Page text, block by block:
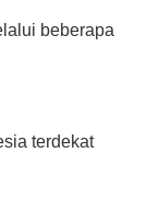
beberapa
terdekat